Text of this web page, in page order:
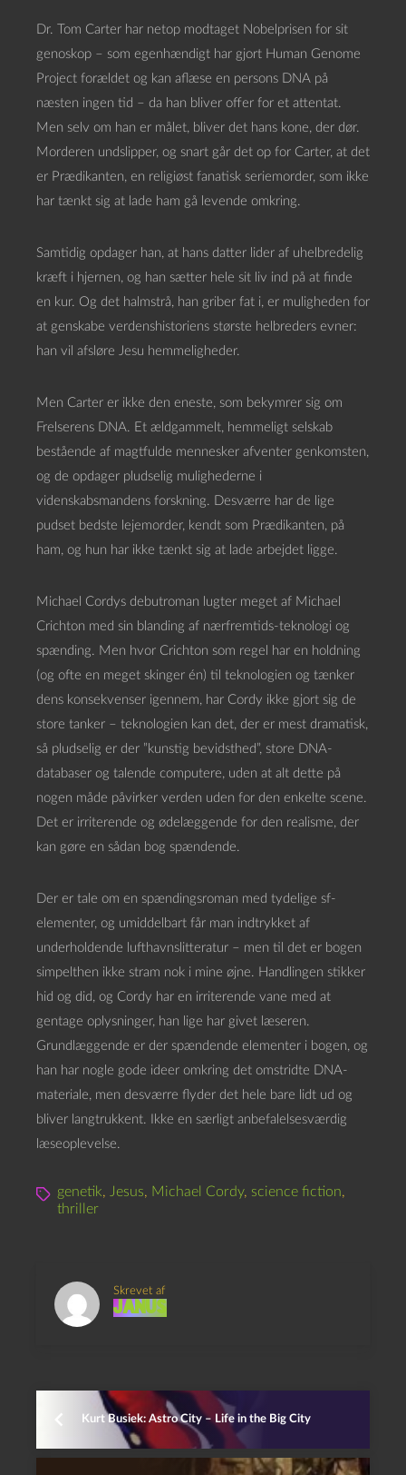
Dr. Tom Carter har netop modtaget Nobelprisen for sit
genoskop – som egenhændigt har gjort Human Genome
Project forældet og kan aflæse en persons DNA på
næsten ingen tid – da han bliver offer for et attentat.
Men selv om han er målet, bliver det hans kone, der dør.
Morderen undslipper, og snart går det op for Carter, at det
er Prædikanten, en religiøst fanatisk seriemorder, som ikke
har tænkt sig at lade ham gå levende omkring.
Samtidig opdager han, at hans datter lider af uhelbredelig
kræft i hjernen, og han sætter hele sit liv ind på at finde
en kur. Og det halmstrå, han griber fat i, er muligheden for
at genskabe verdenshistoriens største helbreders evner:
han vil afsløre Jesu hemmeligheder.
Men Carter er ikke den eneste, som bekymrer sig om
Frelserens DNA. Et ældgammelt, hemmeligt selskab
bestående af magtfulde mennesker afventer genkomsten,
og de opdager pludselig mulighederne i
videnskabsmandens forskning. Desværre har de lige
pudset bedste lejemorder, kendt som Prædikanten, på
ham, og hun har ikke tænkt sig at lade arbejdet ligge.
Michael Cordys debutroman lugter meget af Michael
Crichton med sin blanding af nærfremtids-teknologi og
spænding. Men hvor Crichton som regel har en holdning
(og ofte en meget skinger én) til teknologien og tænker
dens konsekvenser igennem, har Cordy ikke gjort sig de
store tanker – teknologien kan det, der er mest dramatisk,
så pludselig er der ”kunstig bevidsthed”, store DNA-
databaser og talende computere, uden at alt dette på
nogen måde påvirker verden uden for den enkelte scene.
Det er irriterende og ødelæggende for den realisme, der
kan gøre en sådan bog spændende.
Der er tale om en spændingsroman med tydelige sf-
elementer, og umiddelbart får man indtrykket af
underholdende lufthavnslitteratur – men til det er bogen
simpelthen ikke stram nok i mine øjne. Handlingen stikker
hid og did, og Cordy har en irriterende vane med at
gentage oplysninger, han lige har givet læseren.
Grundlæggende er der spændende elementer i bogen, og
han har nogle gode ideer omkring det omstridte DNA-
materiale, men desværre flyder det hele bare lidt ud og
bliver langtrukkent. Ikke en særligt anbefalelsesværdig
læseoplevelse.
genetik, Jesus, Michael Cordy, science fiction,
thriller
Skrevet af
Janus
Kurt Busiek: Astro City – Life in the Big City